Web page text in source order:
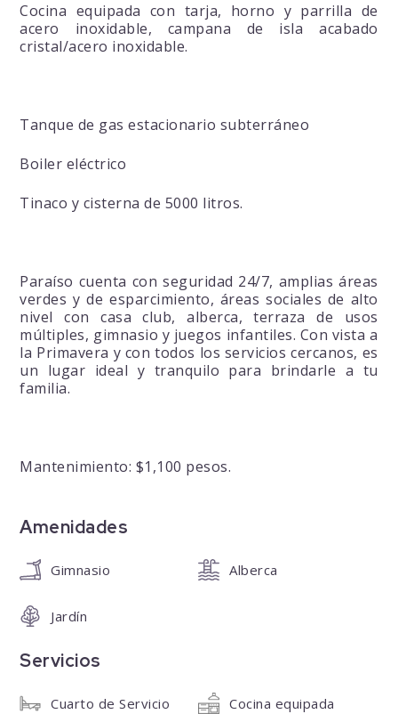
Cocina equipada con tarja, horno y parrilla de
acero inoxidable, campana de isla acabado
cristal/acero inoxidable.
Tanque de gas estacionario subterráneo
Boiler eléctrico
Tinaco y cisterna de 5000 litros.
Paraíso cuenta con seguridad 24/7, amplias áreas
verdes y de esparcimiento, áreas sociales de alto
nivel con casa club, alberca, terraza de usos
múltiples, gimnasio y juegos infantiles. Con vista a
la Primavera y con todos los servicios cercanos, es
un lugar ideal y tranquilo para brindarle a tu
familia.
Mantenimiento: $1,100 pesos.
Amenidades
Gimnasio Alberca
Jardín
Servicios
Cuarto de Servicio Cocina equipada